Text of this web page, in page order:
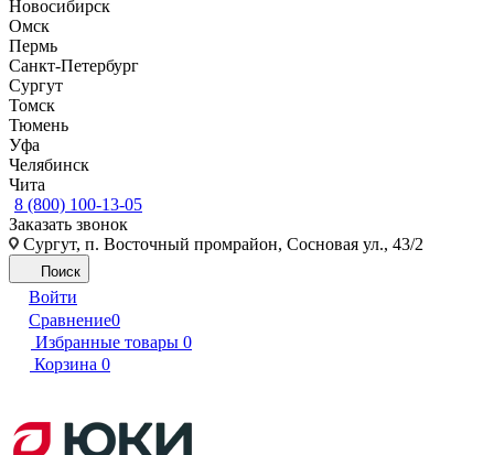
Новосибирск
Омск
Пермь
Санкт-Петербург
Сургут
Томск
Тюмень
Уфа
Челябинск
Чита
8 (800) 100-13-05
Заказать звонок
Сургут, п. Восточный промрайон, Сосновая ул., 43/2
Поиск
Войти
Сравнение0
Избранные товары 0
Корзина 0